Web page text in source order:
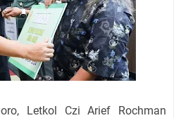
Letkol Czi Arief Rochman